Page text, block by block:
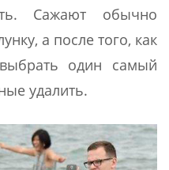
Сажают обычно
а после того, как
один самый
удалить.